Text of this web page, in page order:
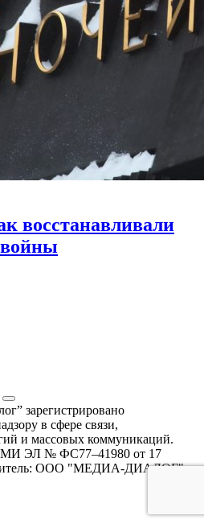
восстанавливали
войны
зарегистрировано
в сфере связи,
и массовых коммуникаций.
ЭЛ № ФС77–41980 от 17
ООО "МЕДИА-ДИАЛОГ"